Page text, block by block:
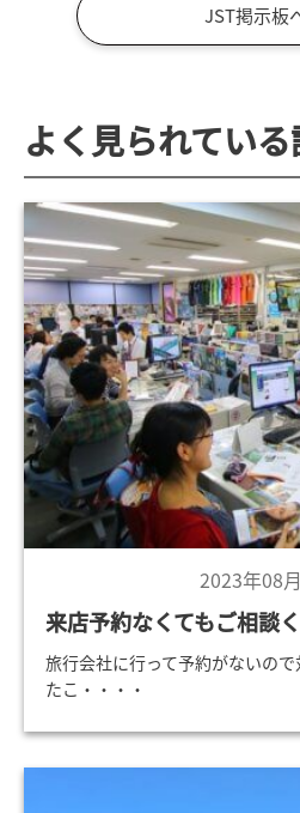
JST掲示板
よく見られてい
2023年08
来店予約なくてもご相談
旅行会社に行って予約がないの
たこ・・・・